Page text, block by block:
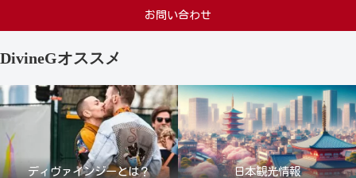
お問い合わせ
DivineGオススメ
ディヴァインジーとは？ 日本観光情報